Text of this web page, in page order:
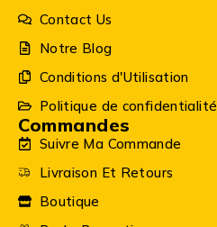
Contact Us
Notre Blog
Conditions d'Utilisation
Politique de confidentialité
Commandes
Suivre Ma Commande
Livraison Et Retours
Boutique